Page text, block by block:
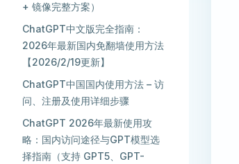
+ 镜像完整方案） ​
ChatGPT中文版完全指南：
2026年最新国内免翻墙使用方法
【2026/2/19更新】
ChatGPT中国国内使用方法 – 访
问、注册及使用详细步骤
ChatGPT 2026年最新使用攻
略：国内访问途径与GPT模型选
择指南（支持 GPT5、GPT-